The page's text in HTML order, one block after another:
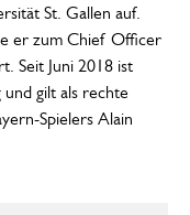
St. Gallen auf.
er zum Chief Officer
Seit Juni 2018 ist
und gilt als rechte
Spielers Alain